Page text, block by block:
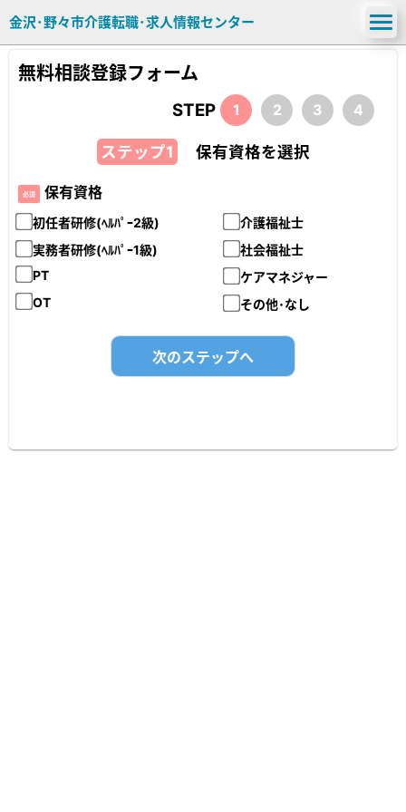
金沢･野々市介護転職･求人情報センター
無料相談登録フォーム
STEP 1 2 3 4
ステップ1 保有資格を選択
必須 保有資格
初任者研修(ﾍﾙﾊﾟｰ2級)
介護福祉士
実務者研修(ﾍﾙﾊﾟｰ1級)
社会福祉士
PT
ケアマネジャー
OT
その他･なし